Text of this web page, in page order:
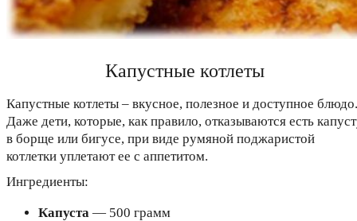
Капустные котлеты
Капустные котлеты – вкусное, полезное и доступное блюдо.
Даже дети, которые, как правило, отказываются есть
в борще или бигусе, при виде румяной поджаристой
котлетки уплетают ее с аппетитом.
Ингредиенты:
Капуста — 500 грамм